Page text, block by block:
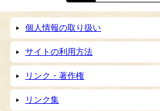
個人情報の取り扱い
サイトの利用方法
リンク・著作権
リンク集